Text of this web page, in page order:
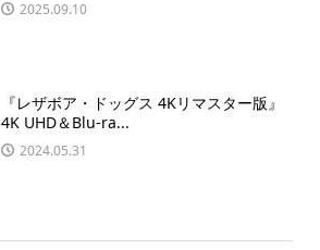
2025.09.10
『レザボア・ドッグス 4Kリマスター版』
4K UHD＆Blu-ra...
2024.05.31